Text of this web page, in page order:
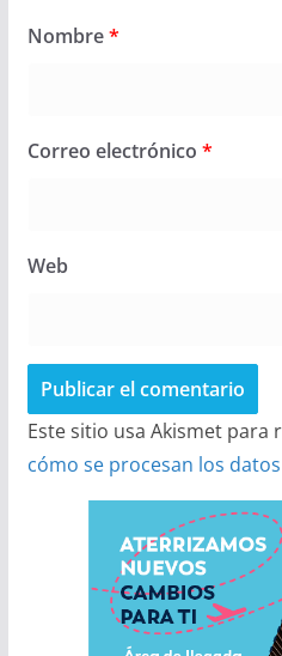
Nombre*
Correo electrónico *
Web
Este sitio usa Akismet para
cómo se procesan los